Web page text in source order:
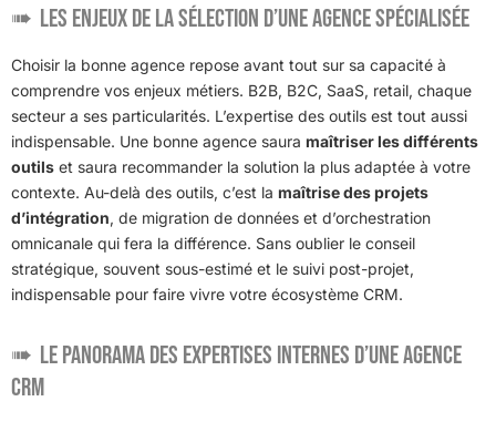
Les enjeux de la sélection d’une agence spécialisée
Choisir la bonne agence repose avant tout sur sa capacité à
comprendre vos enjeux métiers. B2B, B2C, SaaS, retail, chaque
secteur a ses particularités. L’expertise des outils est tout aussi
indispensable. Une bonne agence saura maîtriser les différents
outils et saura recommander la solution la plus adaptée à votre
contexte. Au-delà des outils, c’est la maîtrise des projets
d’intégration, de migration de données et d’orchestration
omnicanale qui fera la différence. Sans oublier le conseil
stratégique, souvent sous-estimé et le suivi post-projet,
indispensable pour faire vivre votre écosystème CRM.
Le panorama des expertises internes d’une agence
CRM